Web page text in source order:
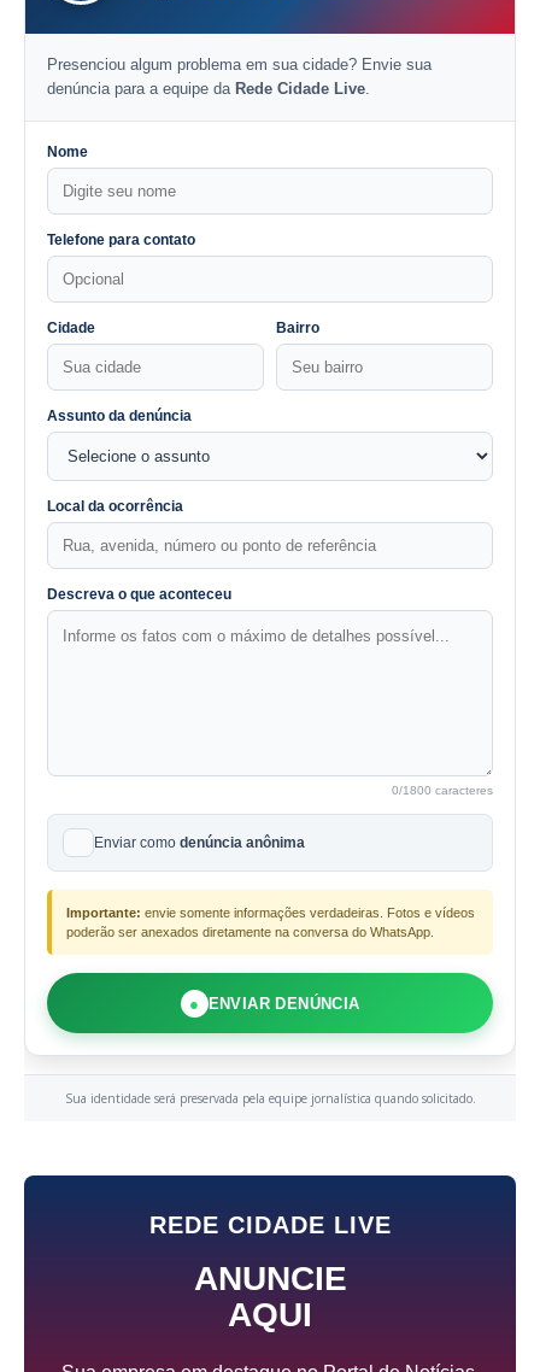
Presenciou algum problema em sua cidade? Envie sua
denúncia para a equipe da Rede Cidade Live.
Nome
Telefone para contato
Cidade Bairro
Assunto da denúncia
Local da ocorrência
Descreva o que aconteceu
0/1800 caracteres
Enviar como denúncia anônima
Importante: envie somente informações verdadeiras. Fotos e vídeos
poderão ser anexados diretamente na conversa do WhatsApp.
● ENVIAR DENÚNCIA
Sua identidade será preservada pela equipe jornalística quando solicitado.
REDE CIDADE LIVE
ANUNCIE
AQUI